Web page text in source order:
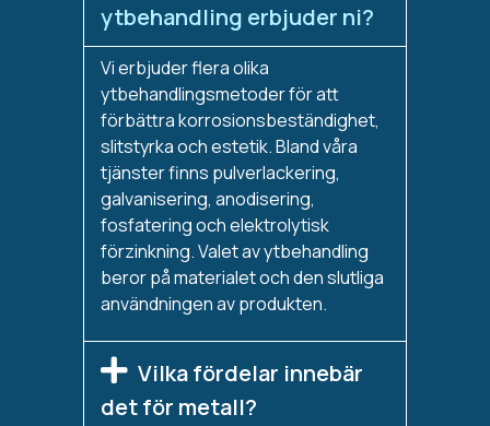
ytbehandling erbjuder ni?
Vi erbjuder flera olika
ytbehandlingsmetoder för att
förbättra korrosionsbeständighet,
slitstyrka och estetik. Bland våra
tjänster finns pulverlackering,
galvanisering, anodisering,
fosfatering och elektrolytisk
förzinkning. Valet av ytbehandling
beror på materialet och den slutliga
användningen av produkten.
Vilka fördelar innebär
det för metall?